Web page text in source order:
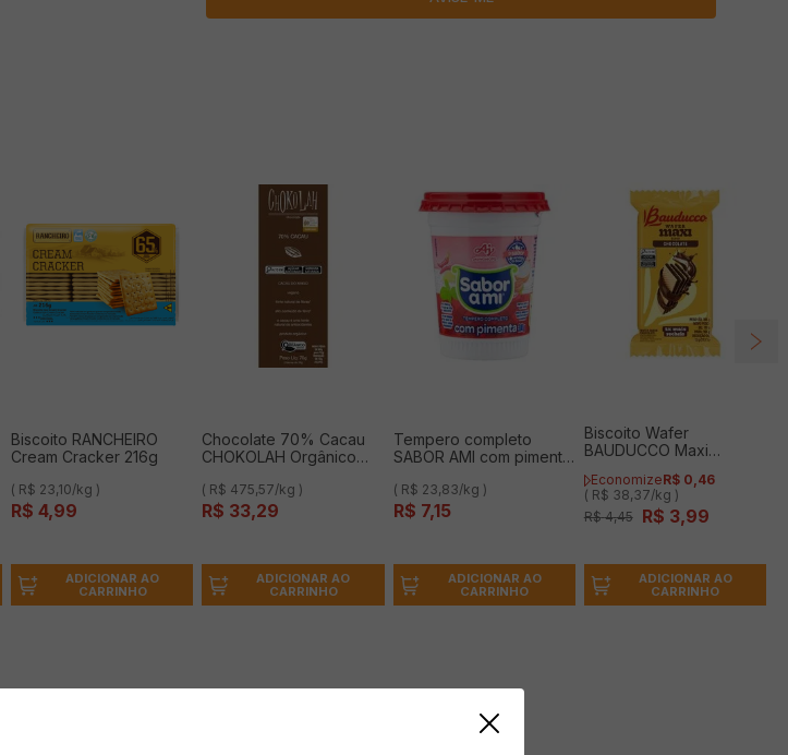
Biscoito RANCHEIRO
Cream Cracker 216g
( R$ 23,10/kg )
R$ 4,99
ADICIONAR AO
CARRINHO
Chocolate 70% Cacau
CHOKOLAH Orgânico
70g
( R$ 475,57/kg )
R$ 33,29
ADICIONAR AO
CARRINHO
Tempero completo
SABOR AMI com pimenta
( R$ 23,83/kg )
R$ 7,15
ADICIONAR AO
CARRINHO
Biscoito Wafer
BAUDUCCO Maxi
EconomizeR$ 0,46
( R$ 38,37/kg )
R$ 4,45 R$ 3,99
ADICIONAR AO
CARRINHO